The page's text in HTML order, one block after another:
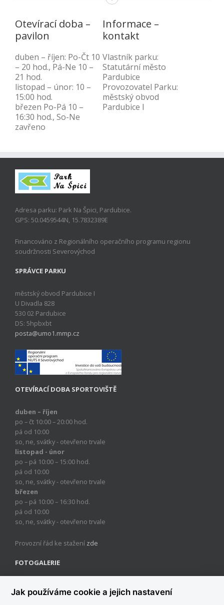
Otevírací doba –
pavilon
duben – říjen: Po-Čt 10
– 20 hod., Pá-Ne 10 –
21 hod.
listopad – únor: 10 –
15:00 hod.
březen Po-Pá 10 –
16:30 hod., So-Ne
zavřeno
Informace –
kontakt
Vlastník parku:
Statutární město
Pardubice
Provozovatel Parku:
městský obvod
Pardubice I
Adresa parku: Park Na Špici, Pardubice.
GPS: 50.0459544N, 15.7832389E
Financováno z Regionálního operačního programu regionu
soudržnosti Severovýchod
SPRÁVCE PARKU
městský obvod Pardubice I
U Divadla 828
530 02 Pardubice
DS: 5hpbxbt
posta@umo1.mmp.cz
OTEVÍRACÍ DOBA SPORTOVIŠTĚ
duben – říjen
po – čt 10:00 – 20:00 hod.
pá od 10:00
so, ne, svátky - otevřeno trvale
listopad - únor
po – pá 10:00 – 15:00 hod.
pá od 10:00
so, ne, svátky - otevřeno trvale
březen
po – pá 10:00 – 16:30 hod.
pá od 10:00
so, ne, svátky - otevřeno trvale
Provozní řád ke stažení zde
FOTOGALERIE
Jak používáme cookie a jejich nastavení